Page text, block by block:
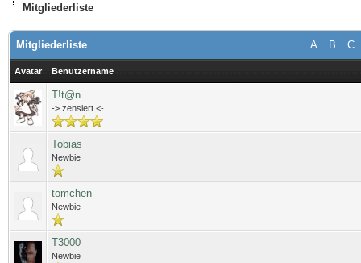
Mitgliederliste
A B C
Mitgliederliste
Avatar Benutzername
T!t@n
-> zensiert <-
Tobias
Newbie
tomchen
Newbie
T3000
Newbie